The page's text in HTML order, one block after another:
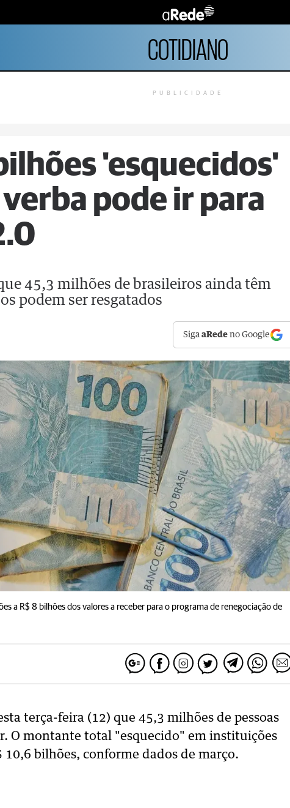
COTIDIANO
PUBLICIDADE
'esquecidos'
pode ir para
45,3 milhões de brasileiros ainda têm
podem ser resgatados
SigaaRede no Google
a R$ 8 bilhões dos valores a receber para o programa de renegociação de
terça-feira (12) que 45,3 milhões de pessoas
O montante total "esquecido" em instituições
10,6 bilhões, conforme dados de março.